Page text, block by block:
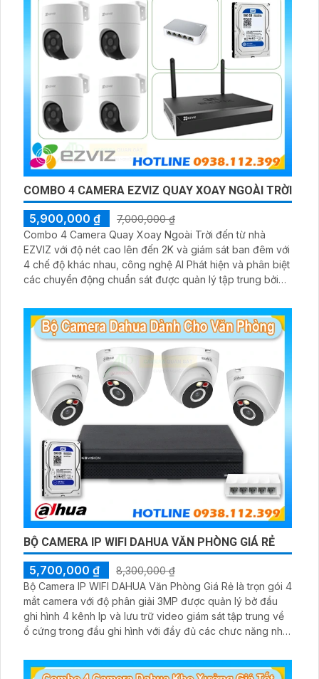
COMBO 4 CAMERA EZVIZ QUAY XOAY NGOÀI TRỜI
5,900,000 ₫
7,000,000 ₫
Combo 4 Camera Quay Xoay Ngoài Trời đến từ nhà
EZVIZ với độ nét cao lên đến 2K và giám sát ban đêm với
4 chế độ khác nhau, công nghệ AI Phát hiện và phân biệt
các chuyển động chuẩn sát được quản lý tập trung bởi
BỘ CAMERA IP WIFI DAHUA VĂN PHÒNG GIÁ RẺ
5,700,000 ₫
8,300,000 ₫
Bộ Camera IP WIFI DAHUA Văn Phòng Giá Rẻ là trọn gói 4
mắt camera với độ phân giải 3MP được quản lý bở đầu
ghi hình 4 kênh Ip và lưu trữ video giám sát tập trung về
ổ cứng trong đầu ghi hình với đầy đủ các chưc năng như
giám sát có màu vào ban đêm